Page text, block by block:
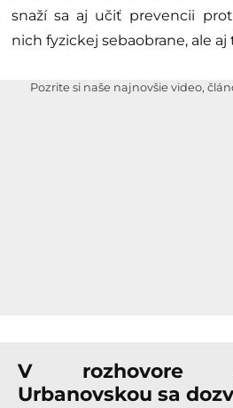
snaží sa aj učiť prevencii
nich fyzickej sebaobrane, ale
Pozrite si naše najnovšie video,
V rozhovore
Urbanovskou sa